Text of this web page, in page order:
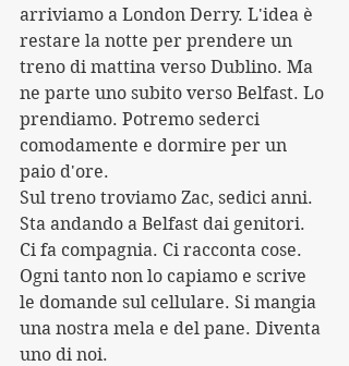
arriviamo a London Derry. L'idea è
restare la notte per prendere un
treno di mattina verso Dublino. Ma
ne parte uno subito verso Belfast. Lo
prendiamo. Potremo sederci
comodamente e dormire per un
paio d'ore.
Sul treno troviamo Zac, sedici anni.
Sta andando a Belfast dai genitori.
Ci fa compagnia. Ci racconta cose.
Ogni tanto non lo capiamo e scrive
le domande sul cellulare. Si mangia
una nostra mela e del pane. Diventa
uno di noi.